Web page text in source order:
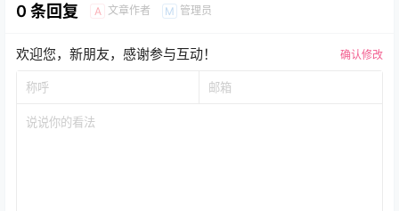
0 条回复 A 文章作者 M 管理员
欢迎您，新朋友，感谢参与互动！ 确认修改